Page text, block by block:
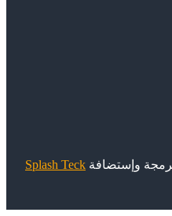
وإستضافة Splash Teck